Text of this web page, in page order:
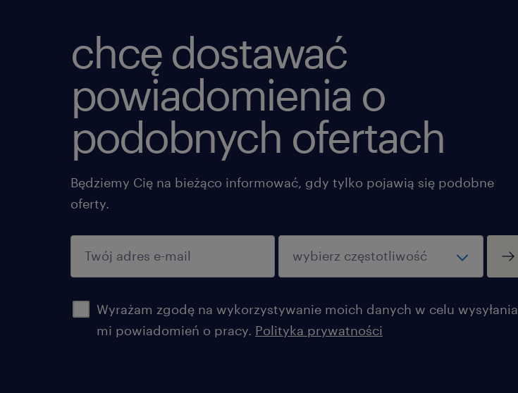
chcę dostawać
powiadomienia o
podobnych ofertach
Będziemy Cię na bieżąco informować, gdy tylko pojawią się podobne
oferty.
Wyrażam zgodę na wykorzystywanie moich danych w celu wysyłania
mi powiadomień o pracy. Polityka prywatności
potwierdź